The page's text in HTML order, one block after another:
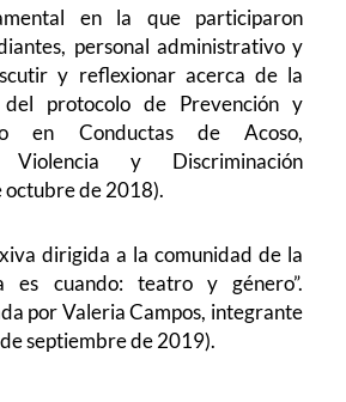
en la que participaron
personal administrativo y
y reflexionar acerca de la
del protocolo de Prevención y
en Conductas de Acoso,
Violencia y Discriminación
de 2018).
dirigida a la comunidad de la
es cuando: teatro y género”.
por Valeria Campos, integrante
septiembre de 2019).